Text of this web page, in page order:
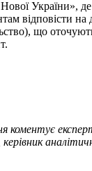
України»,
відповісти на
що
коментує